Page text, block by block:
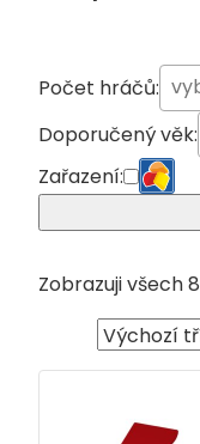
Počet hráčů:
Doporučený věk:
Zařazení:
Zobrazuji všech